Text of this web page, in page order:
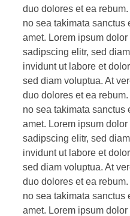
duo dolores et ea
no sea takimata sanctus
amet. Lorem ipsum
sadipscing elitr, sed
invidunt ut labore et
sed diam voluptua. At
duo dolores et ea
no sea takimata sanctus
amet. Lorem ipsum
sadipscing elitr, sed
invidunt ut labore et
sed diam voluptua. At
duo dolores et ea
no sea takimata sanctus
amet. Lorem ipsum